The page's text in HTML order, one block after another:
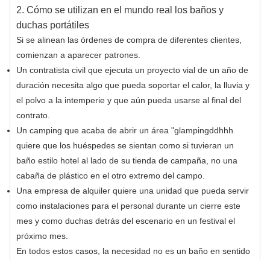
2. Cómo se utilizan en el mundo real los baños y
duchas portátiles
Si se alinean las órdenes de compra de diferentes clientes,
comienzan a aparecer patrones.
Un contratista civil que ejecuta un proyecto vial de un año de
duración necesita algo que pueda soportar el calor, la lluvia y
el polvo a la intemperie y que aún pueda usarse al final del
contrato.
Un camping que acaba de abrir un área "glampingddhhh
quiere que los huéspedes se sientan como si tuvieran un
baño estilo hotel al lado de su tienda de campaña, no una
cabaña de plástico en el otro extremo del campo.
Una empresa de alquiler quiere una unidad que pueda servir
como instalaciones para el personal durante un cierre este
mes y como duchas detrás del escenario en un festival el
próximo mes.
En todos estos casos, la necesidad no es un baño en sentido